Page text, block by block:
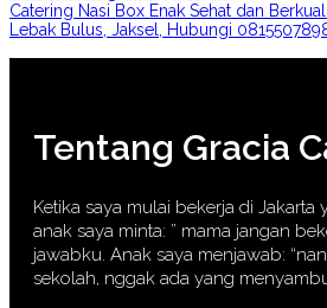
Catering Nasi Box Enak Sehat dan
Lebak Bulus, Jaksel, Hubungi
Tentang Gracia
Ketika saya mulai bekerja di Jakarta
anak saya minta: ” mama jangan
jawabku. Anak saya menjawab:
sekolah, nggak ada yang